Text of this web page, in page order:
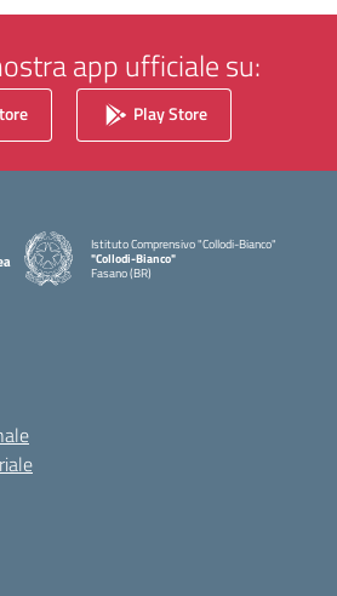
app ufficiale su:
Play Store
Istituto Comprensivo "Collodi-Bianco"
"Collodi-Bianco"
Fasano (BR)